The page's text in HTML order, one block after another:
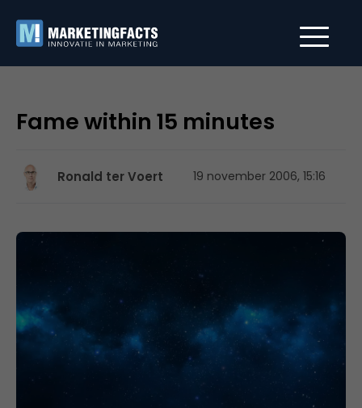
Fame within 15 minutes
Ronald ter Voert 19 november 2006, 15:16